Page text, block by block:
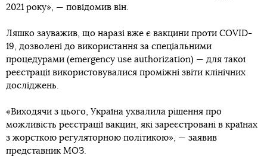
2021 року», — повідомив він.
Ляшко зауважив, що наразі вже є вакцини проти COVID-
19, дозволені до використання за спеціальними
процедурами (emergency use authorization) — для такої
реєстрації використовувалися проміжні звіти клінічних
досліджень.
«Виходячи з цього, Україна ухвалила рішення про
можливість реєстрації вакцин, які зареєстровані в країнах
з жорсткою регуляторною політикою», — заявив
представник МОЗ.